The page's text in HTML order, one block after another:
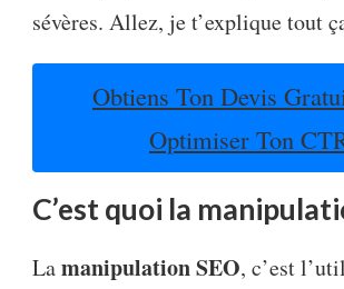
sévères. Allez, je t’explique tout
Obtiens Ton Devis
Optimiser Ton
C’est quoi la
Lamanipulation SEO, c’est